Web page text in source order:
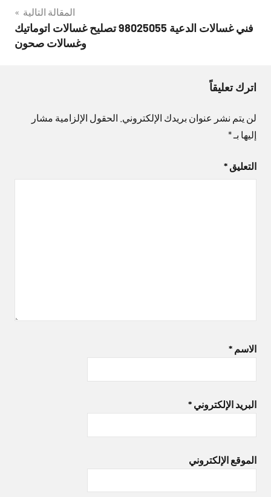
المقالة التالية
فني غسالات الدعية 98025055 تصليح غسالات اتوماتيك
وغسالات صحون
اترك تعليقاً
لن يتم نشر عنوان بريدك الإلكتروني. الحقول الإلزامية مشار
إليها بـ*
التعليق *
الاسم *
البريد الإلكتروني *
الموقع الإلكتروني